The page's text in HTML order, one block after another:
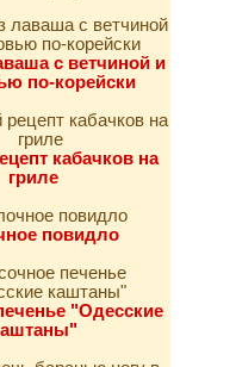
с ветчиной и
по-корейски
кабачков на
гриле
повидло
"Одесские